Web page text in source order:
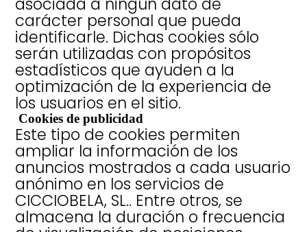
carácter personal que pueda
identificarle. Dichas cookies sólo
serán utilizadas con propósitos
estadísticos que ayuden a la
optimización de la experiencia de
los usuarios en el sitio.
Cookies de publicidad
Este tipo de cookies permiten
ampliar la información de los
anuncios mostrados a cada usuario
anónimo en los servicios de
CICCIOBELA, SL.. Entre otros, se
almacena la duración o frecuencia